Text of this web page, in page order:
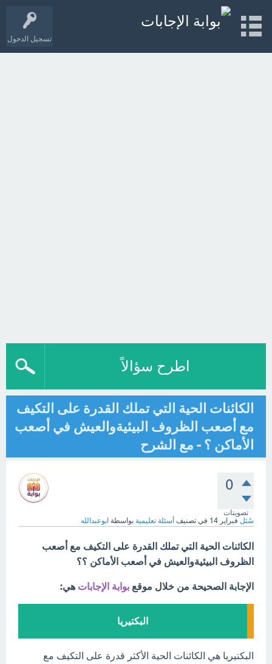
تسجيل الدخول
اطرح سؤالاً
الكائنات الحية التي تملك القدرة على التكيف
مع أصعب الظروف البيئيةوالعيش في أصعب
الأماكن ؟ - مع الشرح
0
تصويتات
سُئل فبراير 14 في تصنيف أسئلة تعليمية بواسطة ابوعبدالله
الكائنات الحية التي تملك القدرة على التكيف مع أصعب
الظروف البيئيةوالعيش في أصعب الأماكن ؟؟
الإجابة الصحيحة من خلال موقع بوابة الإجابات هي:
البكتيريا
البكتيريا هي الكائنات الحية الأكثر قدرة على التكيف مع